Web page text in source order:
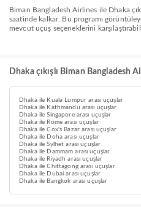
Biman Bangladesh Airlines ile Dhaka çıkışlı Sharjah varışlı en geç uçuş 20:50
saatinde kalkar. Bu programı
mevcut uçuş seçeneklerini
Dhaka çıkışlı Biman Bangladesh
Dhaka ile Kuala Lumpur arası uçuşlar
Dhaka ile Kathmandu arası uçuşlar
Dhaka ile Singapore arası uçuşlar
Dhaka ile Rome arası uçuşlar
Dhaka ile Cox's Bazar arası uçuşlar
Dhaka ile Doha arası uçuşlar
Dhaka ile Sylhet arası uçuşlar
Dhaka ile Dammam arası uçuşlar
Dhaka ile Riyadh arası uçuşlar
Dhaka ile Chittagong arası uçuşlar
Dhaka ile Dubai arası uçuşlar
Dhaka ile Bangkok arası uçuşlar